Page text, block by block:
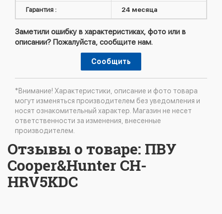
Гарантия : 24 месяца
Заметили ошибку в характеристиках, фото или в
описании? Пожалуйста, сообщите нам.
Сообщить
*Внимание! Характеристики, описание и фото товара
могут изменяться производителем без уведомления и
носят ознакомительный характер. Магазин не несет
ответственности за изменения, внесенные
производителем.
Отзывы о товаре: ПВУ
Cooper&Hunter CH-
HRV5KDC